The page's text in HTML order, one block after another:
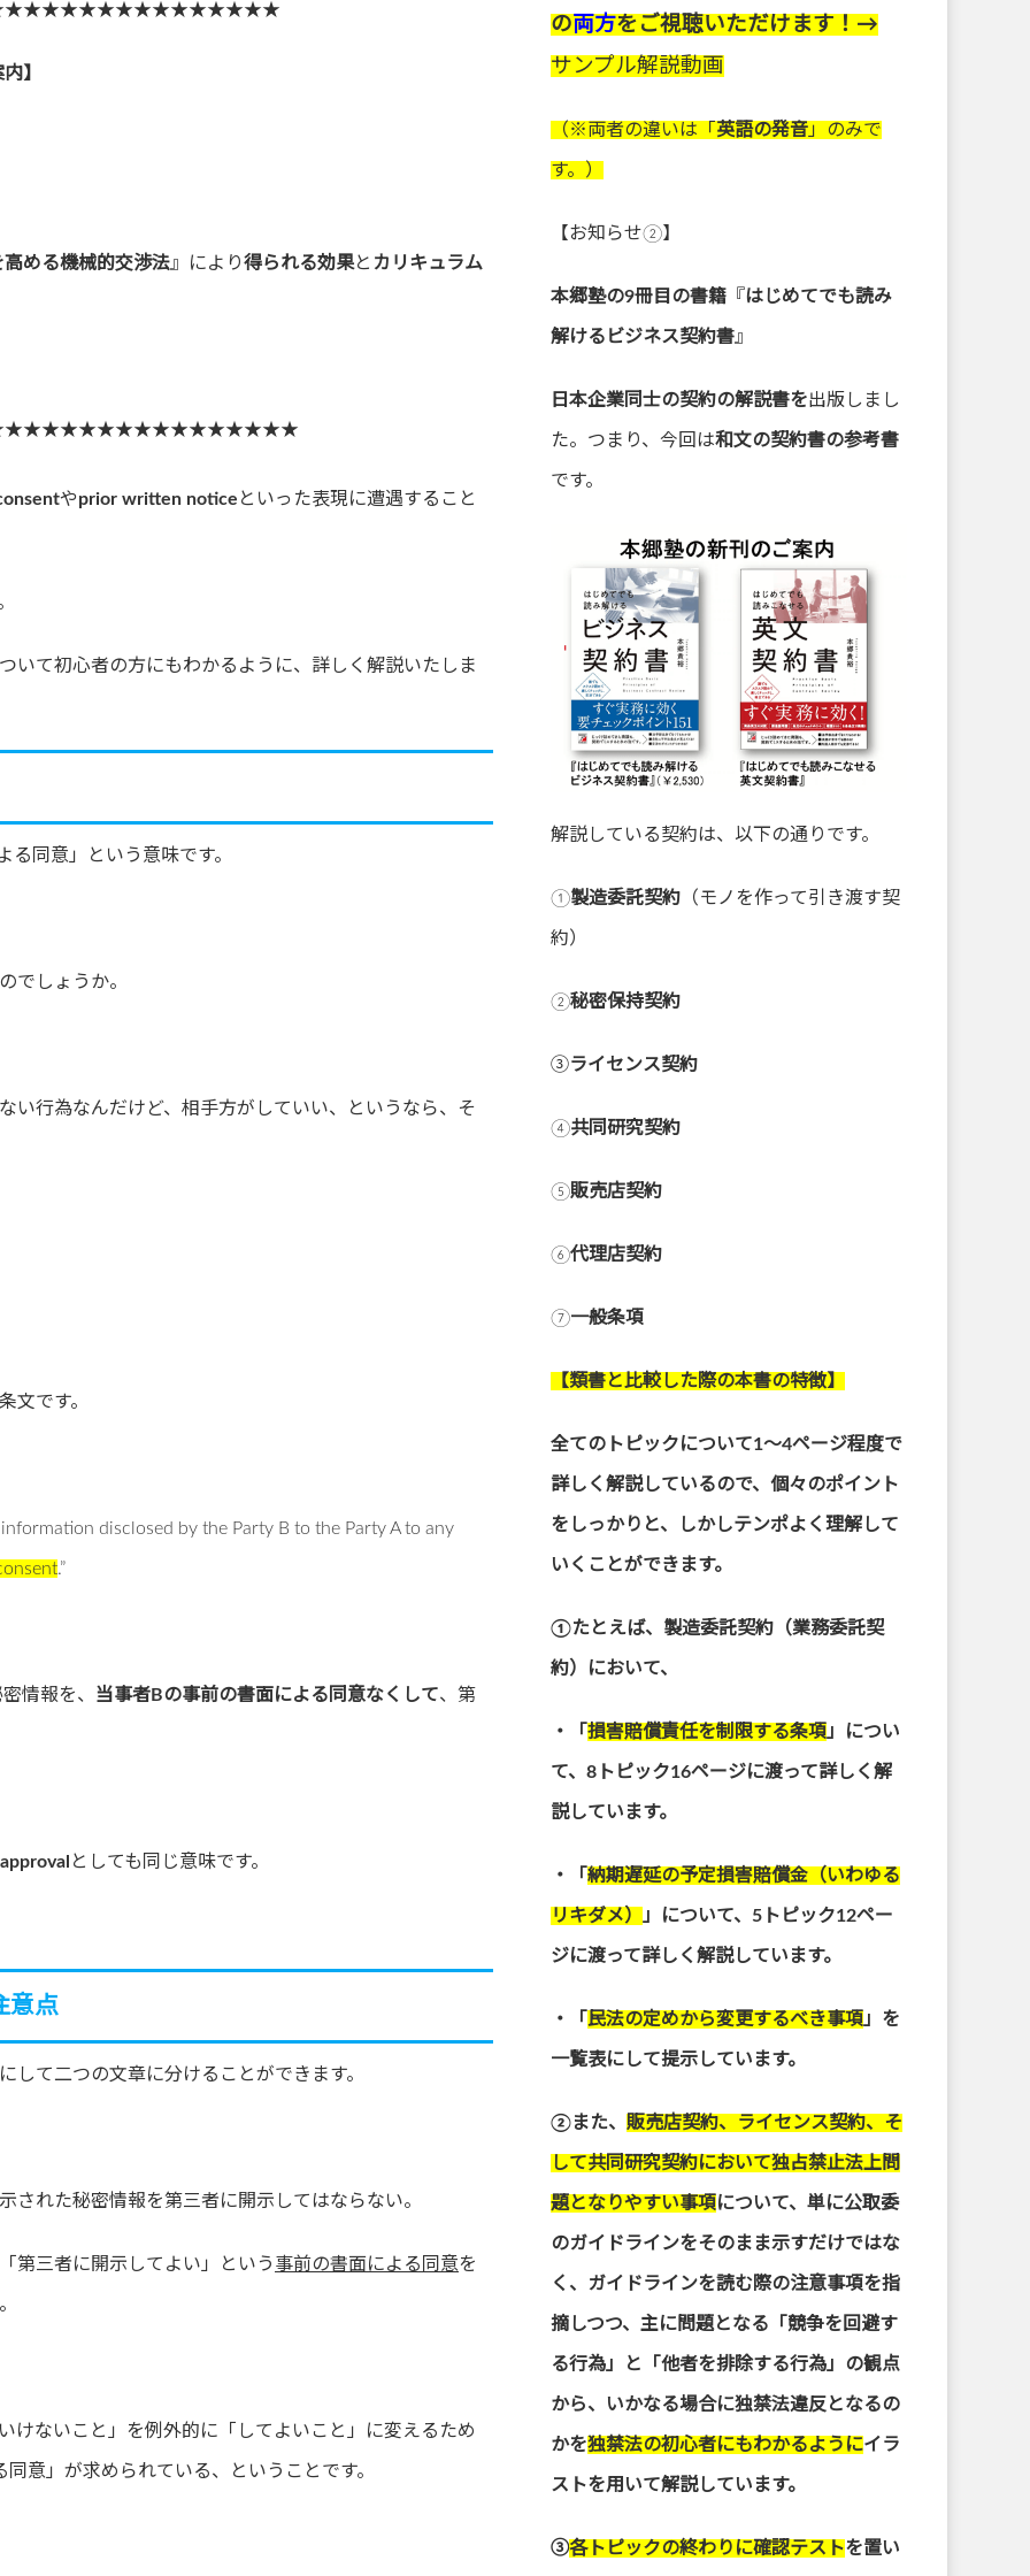
】
める機械的交渉法』により得られる効果と カリキュラム
やprior written notice といった表現に遭遇すること
いて初心者の方にもわかるように、詳しく解説いたしま
同意」という意味です。
でしょうか。
い行為なんだけど、相手方がしていい、というなら、そ
文です。
disclosed by the Party B to the Party A to any
.”
情報を、 当事者Bの事前の書面による同意なくして、第
approval としても同じ意味です。
意点
して二つの文章に分けることができます。
れた秘密情報を第三者に開示してはならない。
三者に開示してよい」という 事前の書面による同意を
けないこと」を例外的に「してよいこと」に変えるため
意」が求められている、ということです。
の両方をご視聴いただけます！→
サンプル解説動画
（※両者の違いは「 英語の発音 」のみで
す。）
【お知らせ②】
本郷塾の9冊目の書籍 『 はじめてでも読み
解けるビジネス契約書』
日本企業同士の契約の解説書を出版しまし
た。つまり、今回は和文の契約書の参考書
です。
解説している契約は、以下の通りです。
①製造委託契約 （モノを作って引き渡す契
約）
②秘密保持契約
➂ライセンス契約
④共同研究契約
⑤販売店契約
⑥代理店契約
⑦一般条項
【類書と比較した際の本書の特徴】
全てのトピックについて1～4ページ程度で
詳しく解説しているので、個々のポイント
をしっかりと、しかしテンポよく理解して
いくことができます。
①たとえば、製造委託契約（業務委託契
約）において、
・「 損害賠償責任を制限する条項 」につい
て、8トピック16ページに渡って詳しく解
説しています。
・「 納期遅延の予定損害賠償金（いわゆる
リキダメ） 」について、5トピック12ペー
ジに渡って詳しく解説しています。
・「 民法の定めから変更するべき事項 」を
一覧表にして提示しています。
②また、 販売店契約、ライセンス契約、そ
して共同研究契約において独占禁止法上問
題となりやすい事項について、単に公取委
のガイドラインをそのまま示すだけではな
く、ガイドラインを読む際の注意事項を指
摘しつつ、主に問題となる「競争を回避す
る行為」と「他者を排除する行為」の観点
から、いかなる場合に独禁法違反となるの
かを独禁法の初心者にもわかるようにイラ
ストを用いて解説しています。
➂各トピックの終わりに確認テストを置い